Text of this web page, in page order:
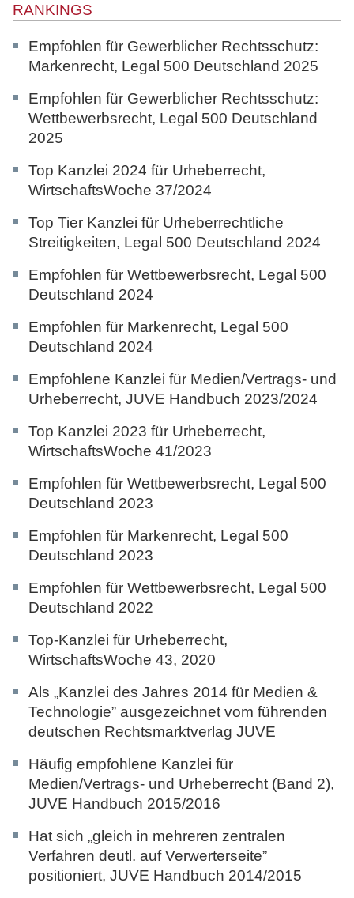
RANKINGS
Empfohlen für Gewerblicher Rechtsschutz:
Markenrecht, Legal 500 Deutschland 2025
Empfohlen für Gewerblicher Rechtsschutz:
Wettbewerbsrecht, Legal 500 Deutschland
2025
Top Kanzlei 2024 für Urheberrecht,
WirtschaftsWoche 37/2024
Top Tier Kanzlei für Urheberrechtliche
Streitigkeiten, Legal 500 Deutschland 2024
Empfohlen für Wettbewerbsrecht, Legal 500
Deutschland 2024
Empfohlen für Markenrecht, Legal 500
Deutschland 2024
Empfohlene Kanzlei für Medien/Vertrags- und
Urheberrecht, JUVE Handbuch 2023/2024
Top Kanzlei 2023 für Urheberrecht,
WirtschaftsWoche 41/2023
Empfohlen für Wettbewerbsrecht, Legal 500
Deutschland 2023
Empfohlen für Markenrecht, Legal 500
Deutschland 2023
Empfohlen für Wettbewerbsrecht, Legal 500
Deutschland 2022
Top-Kanzlei für Urheberrecht,
WirtschaftsWoche 43, 2020
Als „Kanzlei des Jahres 2014 für Medien &
Technologie” ausgezeichnet vom führenden
deutschen Rechtsmarktverlag JUVE
Häufig empfohlene Kanzlei für
Medien/Vertrags- und Urheberrecht (Band 2),
JUVE Handbuch 2015/2016
Hat sich „gleich in mehreren zentralen
Verfahren deutl. auf Verwerterseite”
positioniert, JUVE Handbuch 2014/2015